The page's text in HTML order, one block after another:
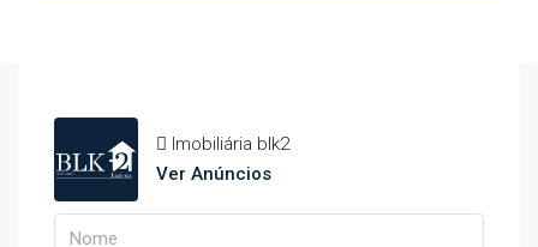
Imobiliária blk2
Ver Anúncios